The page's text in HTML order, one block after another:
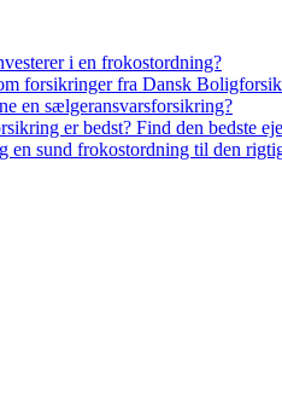
i en frokostordning?
forsikringer fra Dansk
en sælgeransvarsforsikring?
er bedst? Find den bedste
en sund frokostordning til den